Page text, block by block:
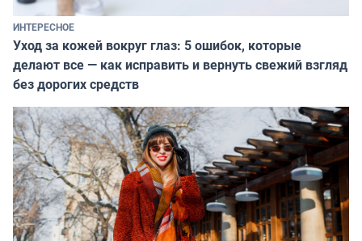
ИНТЕРЕСНОЕ
Уход за кожей вокруг глаз: 5 ошибок, которые
делают все — как исправить и вернуть свежий взгляд
без дорогих средств